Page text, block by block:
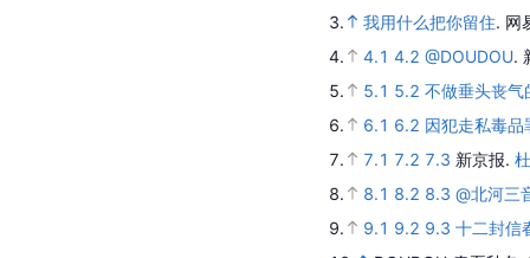
3.
我用什么把你留住. 网
4.
4.1 4.2 @DOUDOU.
5.
5.1 5.2 不做垂头丧气
6.
6.1 6.2 因犯走私毒
7.
7.1 7.2 7.3 新京报.
8.
8.1 8.2 8.3 @北河三
9.
9.1 9.2 9.3 十二封信